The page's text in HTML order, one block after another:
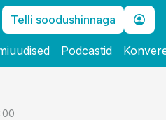
Telli soodushinnaga
Podcastid